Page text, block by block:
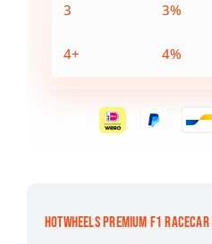
3 3%
4+ 4%
HOTWHEELS PREMIUM F1